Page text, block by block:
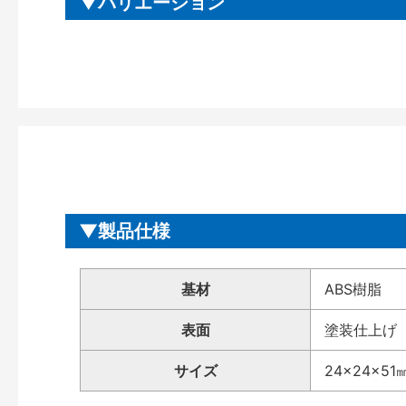
製品仕様
基材 ABS樹脂
表面 塗装仕上げ
サイズ 24×24×51